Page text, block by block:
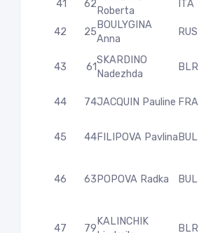
41 62
Roberta
ITA
42 25
BOULYGINA
Anna
RUS
43 61
SKARDINO
Nadezhda
BLR
44 74JACQUIN Pauline FRA
45 44FILIPOVA Pavlina BUL
46 63 POPOVA Radka BUL
47 79
KALINCHIK
BLR